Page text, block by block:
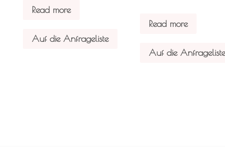
Read more
Auf die Anfrageliste
Read more
Auf die